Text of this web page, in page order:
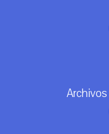
Archivos